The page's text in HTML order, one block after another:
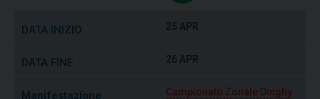
25 APR
26 APR
Campionato Zonale Dinghy